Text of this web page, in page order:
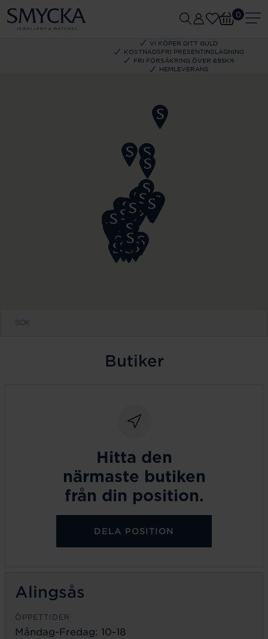
VI KÖPER DITT GULD
KOSTNADSFRI PRESENTINSLAGNING
FRI FÖRSÄKRING ÖVER 695KR
HEMLEVERANS
0
Butiker
Hitta den
närmaste butiken
från din position.
DELA POSITION
Alingsås
ÖPPETTIDER
Måndag-Fredag: 10-18